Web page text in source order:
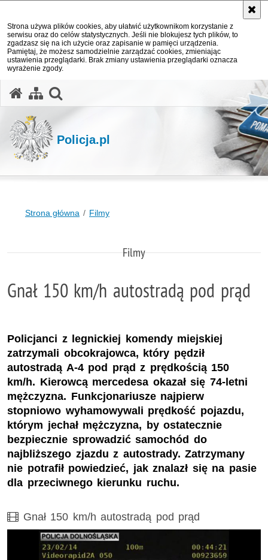
Strona używa plików cookies, aby ułatwić użytkownikom korzystanie z
serwisu oraz do celów statystycznych. Jeśli nie blokujesz tych plików, to
zgadzasz się na ich użycie oraz zapisanie w pamięci urządzenia.
Pamiętaj, że możesz samodzielnie zarządzać cookies, zmieniając
ustawienia przeglądarki. Brak zmiany ustawienia przeglądarki oznacza
wyrażenie zgody.
Policja.pl
Strona główna Filmy
Filmy
Gnał 150 km/h autostradą pod prąd
Policjanci z legnickiej komendy miejskiej
zatrzymali obcokrajowca, który pędził
autostradą A-4 pod prąd z prędkością 150
km/h. Kierowcą mercedesa okazał się 74-letni
mężczyzna. Funkcjonariusze najpierw
stopniowo wyhamowywali prędkość pojazdu,
którym jechał mężczyzna, by ostatecznie
bezpiecznie sprowadzić samochód do
najbliższego zjazdu z autostrady. Zatrzymany
nie potrafił powiedzieć, jak znalazł się na pasie
dla przeciwnego kierunku ruchu.
Film
Gnał 150 km/h autostradą pod prąd